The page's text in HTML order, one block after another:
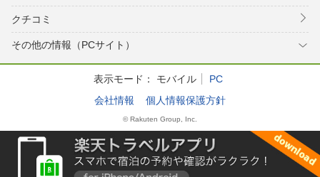
クチコミ
その他の情報（PCサイト）
表示モード： モバイル
PC
会社情報
個人情報保護方針
© Rakuten Group, Inc.